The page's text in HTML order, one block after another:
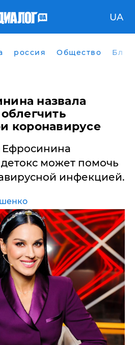
UA
россия Общество
назвала
коронавирусе
может помочь
инфекцией.